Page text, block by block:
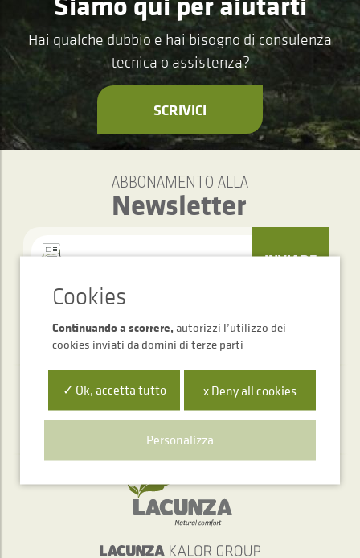
Hai qualche dubbio e hai bisogno di consulenza
tecnica o assistenza?
SCRIVICI
ABBONAMENTO ALLA
Newsletter
INVIARE
Servizio di assistenza telefonica
+34 948 563 511
Continuando a scorrere, autorizzi l’utilizzo dei
cookies inviati da domini di terze parti
✓ Ok, accetta tutto x Deny all cookies
Personalizza